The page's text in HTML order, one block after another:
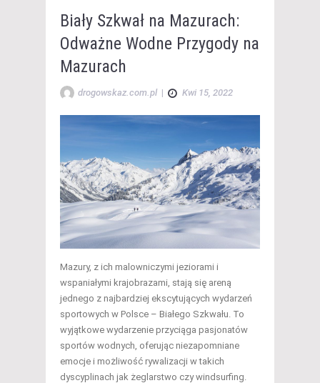
Biały Szkwał na Mazurach:
Odważne Wodne Przygody na
Mazurach
drogowskaz.com.pl | Kwi 15, 2022
Mazury, z ich malowniczymi jeziorami i
wspaniałymi krajobrazami, stają się areną
jednego z najbardziej ekscytujących wydarzeń
sportowych w Polsce – Białego Szkwału. To
wyjątkowe wydarzenie przyciąga pasjonatów
sportów wodnych, oferując niezapomniane
emocje i możliwość rywalizacji w takich
dyscyplinach jak żeglarstwo czy windsurfing.